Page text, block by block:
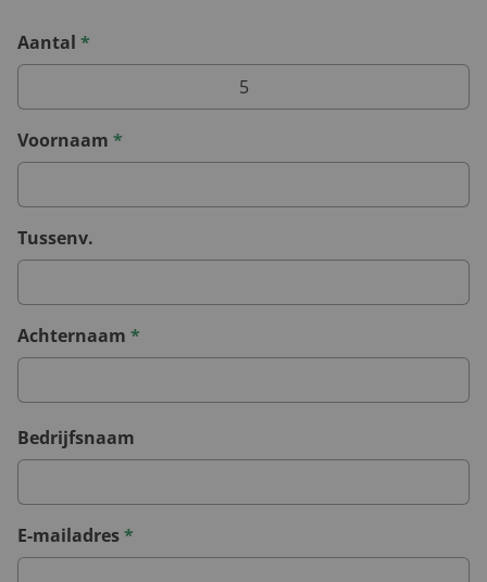
Aantal *
Voornaam *
Tussenv.
Achternaam *
Bedrijfsnaam
E-mailadres*